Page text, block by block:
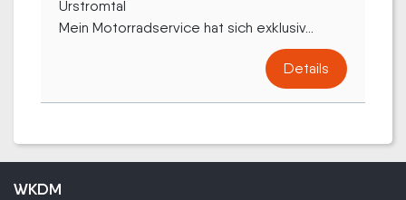
Urstromtal
Mein Motorradservice hat sich exklusiv...
Details
WKDM